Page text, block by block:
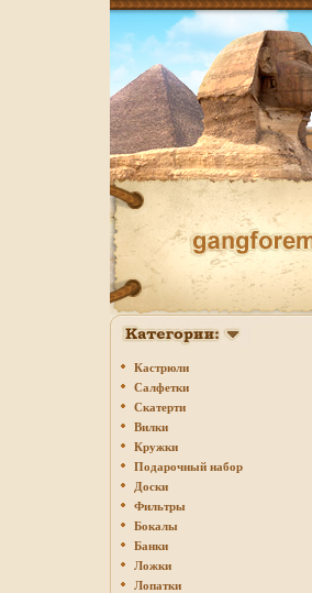
Кастрюли
Салфетки
Скатерти
Вилки
Кружки
Подарочный набор
Доски
Фильтры
Бокалы
Банки
Ложки
Лопатки